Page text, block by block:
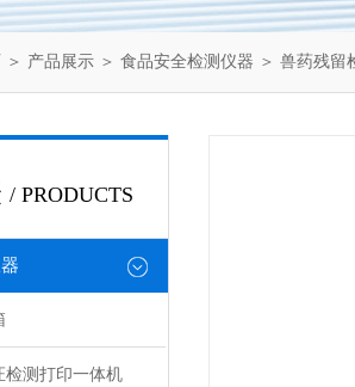
＞ 产品展示 ＞ 食品安全检测仪器 ＞ 兽药残留
/ PRODUCTS
检测打印一体机